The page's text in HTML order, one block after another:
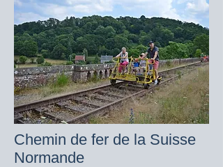
Chemin de fer de la Suisse
Normande